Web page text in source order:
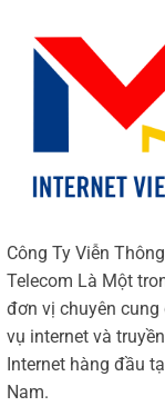
Công Ty Viễn
Telecom Là Một
đơn vị chuyên cung
vụ internet và
Internet hàng đầu
Nam.